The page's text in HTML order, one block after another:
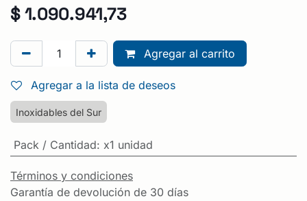
$1.090.941,73
Agregar al carrito
Agregar a la lista de deseos
Inoxidables del Sur
Pack / Cantidad: x1 unidad
Términos y condiciones
Garantía de devolución de 30 días